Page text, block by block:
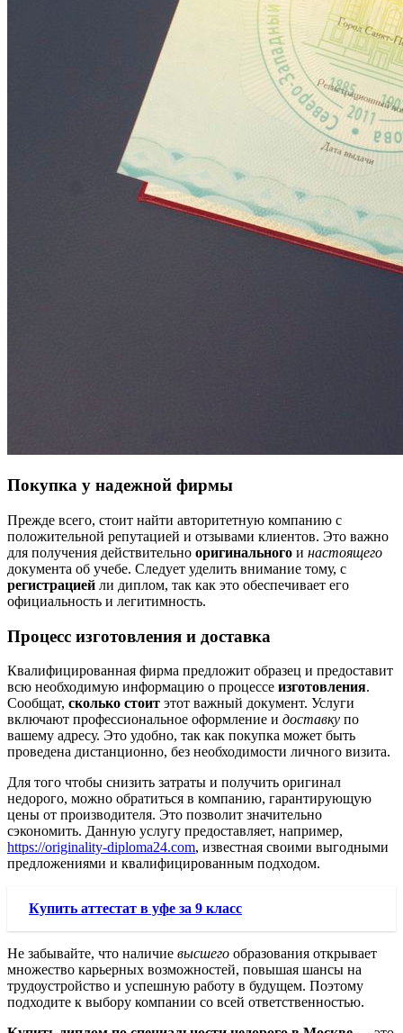
Покупка у надежной фирмы
Прежде всего, стоит найти авторитетную компанию с
положительной репутацией и отзывами клиентов. Это важно
для получения действительно оригинального и настоящего
документа об учебе. Следует уделить внимание тому, с
регистрацией ли диплом, так как это обеспечивает его
официальность и легитимность.
Процесс изготовления и доставка
Квалифицированная фирма предложит образец и предоставит
всю необходимую информацию о процессе изготовления.
Сообщат, сколько стоит этот важный документ. Услуги
включают профессиональное оформление и доставку по
вашему адресу. Это удобно, так как покупка может быть
проведена дистанционно, без необходимости личного визита.
Для того чтобы снизить затраты и получить оригинал
недорого, можно обратиться в компанию, гарантирующую
цены от производителя. Это позволит значительно
сэкономить. Данную услугу предоставляет, например,
https://originality-diploma24.com, известная своими выгодными
предложениями и квалифицированным подходом.
Купить аттестат в уфе за 9 класс
Не забывайте, что наличие высшего образования открывает
множество карьерных возможностей, повышая шансы на
трудоустройство и успешную работу в будущем. Поэтому
подходите к выбору компании со всей ответственностью.